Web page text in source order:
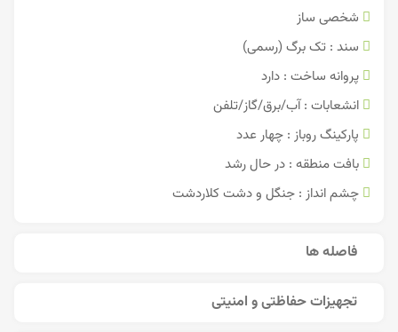
شخصی ساز
سند : تک برگ (رسمی)
پروانه ساخت : دارد
انشعابات : آب/برق/گاز/تلفن
پارکینگ روباز : چهار عدد
بافت منطقه : در حال رشد
چشم انداز : جنگل و دشت کلاردشت
فاصله ها
تجهیزات حفاظتی و امنیتی